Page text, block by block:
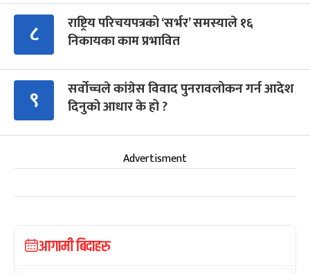
८
राष्ट्रिय परिचयपत्रको ‘सर्भर’ समस्याले १६
निकायका काम प्रभावित
९
सर्वोच्चले कांग्रेस विवाद पुनरावलोकन गर्न आदेश
दिनुको आधार के हो ?
Advertisment
आगामी बिदाहरु